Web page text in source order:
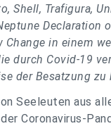
Shell, Trafigura,
Declaration
Change in einem
durch Covid-19
der Besatzung
Seeleuten aus
Coronavirus-